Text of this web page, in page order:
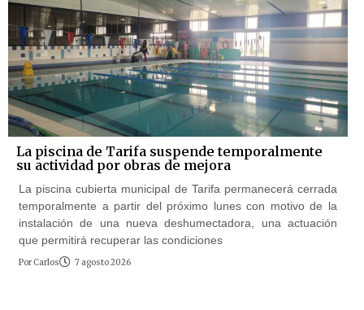
La piscina de Tarifa suspende temporalmente
su actividad por obras de mejora
La piscina cubierta municipal de Tarifa permanecerá cerrada
temporalmente a partir del próximo lunes con motivo de la
instalación de una nueva deshumectadora, una actuación
que permitirá recuperar las condiciones
Por Carlos 7 agosto 2026